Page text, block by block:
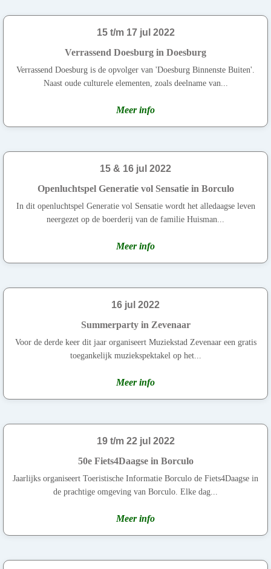
15 t/m 17 jul 2022
Verrassend Doesburg in Doesburg
Verrassend Doesburg is de opvolger van 'Doesburg Binnenste Buiten'.
Naast oude culturele elementen, zoals deelname van...
Meer info
15 & 16 jul 2022
Openluchtspel Generatie vol Sensatie in Borculo
In dit openluchtspel Generatie vol Sensatie wordt het alledaagse leven
neergezet op de boerderij van de familie Huisman...
Meer info
16 jul 2022
Summerparty in Zevenaar
Voor de derde keer dit jaar organiseert Muziekstad Zevenaar een gratis
toegankelijk muziekspektakel op het...
Meer info
19 t/m 22 jul 2022
50e Fiets4Daagse in Borculo
Jaarlijks organiseert Toeristische Informatie Borculo de Fiets4Daagse in
de prachtige omgeving van Borculo. Elke dag...
Meer info